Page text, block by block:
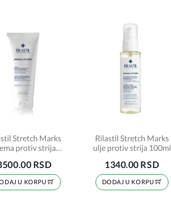
Stretch Marks
protiv strija
RSD
U KORPU
Rilastil Stretch Marks
ulje protiv strija 100ml
1340.00 RSD
DODAJ U KORPU